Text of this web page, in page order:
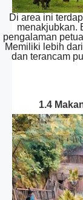
Di area ini
menakjubkan.
pengalaman
Memiliki lebih
dan terancam
1.4